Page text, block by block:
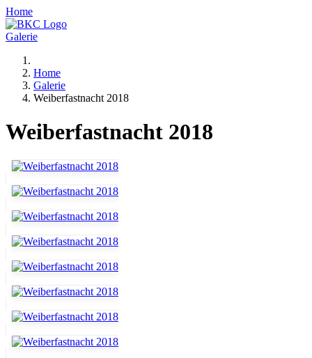
Home
Galerie
Home
Galerie
Weiberfastnacht 2018
Weiberfastnacht 2018